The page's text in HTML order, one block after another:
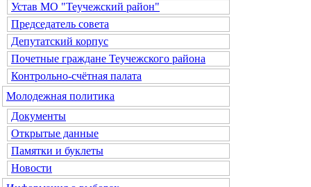
Устав МО "Теучежский район"
Председатель совета
Депутатский корпус
Почетные граждане Теучежского района
Контрольно-счётная палата
Молодежная политика
Документы
Открытые данные
Памятки и буклеты
Новости